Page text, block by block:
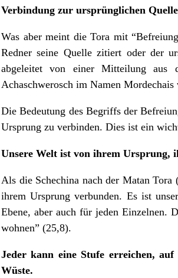
Verbindung zur ursprünglichen
Was aber meint die Tora mit
Redner seine Quelle zitiert oder der
abgeleitet von einer Mitteilung aus
Achaschwerosch im Namen
Die Bedeutung des Begriffs der
Ursprung zu verbinden. Dies ist ein
Unsere Welt ist von ihrem Ursprung,
Als die Schechina nach der Matan
ihrem Ursprung verbunden. Es ist
Ebene, aber auch für jeden Einzelnen.
wohnen” (25,8).
Jeder kann eine Stufe erreichen,
Wüste.